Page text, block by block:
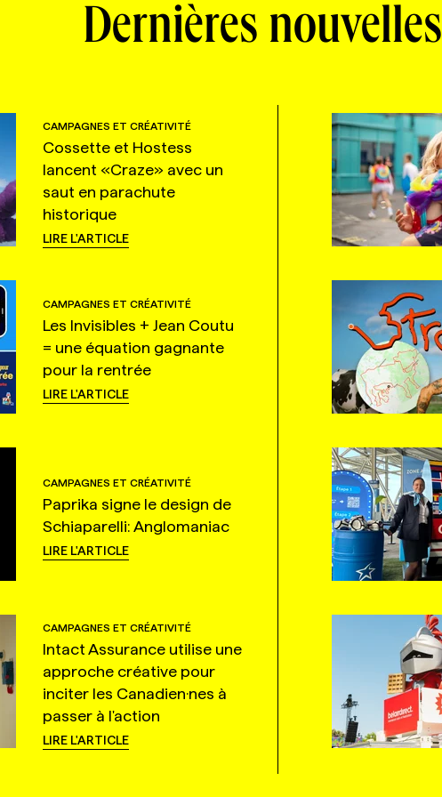
Dernières nouvelles
CAMPAGNES ET CRÉATIVITÉ
Cossette et Hostess
lancent «Craze» avec un
saut en parachute
historique
LIRE L'ARTICLE
CAMPAGNES ET CRÉATIVITÉ
Les Invisibles + Jean Coutu
= une équation gagnante
pour la rentrée
LIRE L'ARTICLE
CAMPAGNES ET CRÉATIVITÉ
Paprika signe le design de
Schiaparelli: Anglomaniac
LIRE L'ARTICLE
CAMPAGNES ET CRÉATIVITÉ
Intact Assurance utilise une
approche créative pour
inciter les Canadien·nes à
passer à l'action
LIRE L'ARTICLE